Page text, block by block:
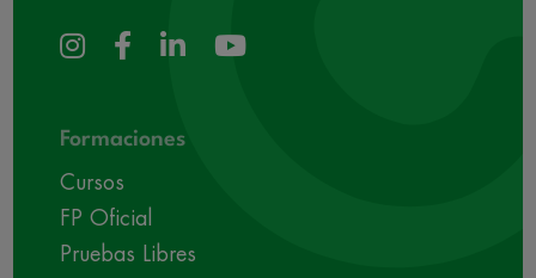
Formaciones
Cursos
FP Oficial
Pruebas Libres